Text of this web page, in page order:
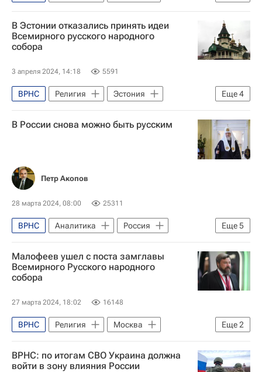
Эстония
Прибалтика
Московский Патриархат
Русская православная церковь
Аналитика - Религия и мировоззрение
В Эстонии отказались принять идеи
Всемирного русского народного
собора
3 апреля 2024, 14:18 5591
Еще4
ВРНС Религия
Эстония
Украина
Россия
Русская православная церковь
В России снова можно быть русским
Петр Акопов
28 марта 2024, 08:00 25311
Еще5
ВРНС Аналитика
Россия
Москва
СССР
Патриарх Кирилл (Владимир Гундяев)
Русская православная церковь
Общество
Малофеев ушел с поста замглавы
Всемирного Русского народного
собора
27 марта 2024, 18:02 16148
Еще2
ВРНС Религия
Москва
Константин Малофеев
Религия
ВРНС: по итогам СВО Украина должна
войти в зону влияния России